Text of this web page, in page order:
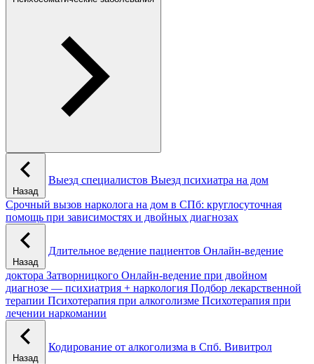
Назад
Выезд специалистов Выезд психиатра на дом
Срочный вызов нарколога на дом в СПб: круглосуточная
помощь при зависимостях и двойных диагнозах
Назад
Длительное ведение пациентов Онлайн-ведение
доктора Затворницкого Онлайн‑ведение при двойном
диагнозе — психиатрия + наркология Подбор лекарственной
терапии Психотерапия при алкоголизме Психотерапия при
лечении наркомании
Назад
Кодирование от алкоголизма в Спб. Вивитрол